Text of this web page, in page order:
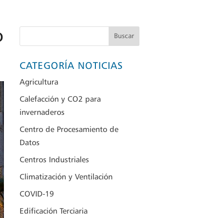
Buscar
CATEGORÍA NOTICIAS
Agricultura
Calefacción y CO2 para
invernaderos
Centro de Procesamiento de
Datos
Centros Industriales
Climatización y Ventilación
COVID-19
Edificación Terciaria